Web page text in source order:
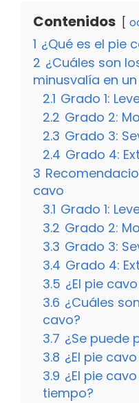
Contenidos
1 ¿Qué es el pie
2 ¿Cuáles son
minusvalía en
2.1 Grado 1:
2.2 Grado 2:
2.3 Grado 3:
2.4 Grado 4:
3
cavo
3.1 Grado 1:
3.2 Grado 2:
3.3 Grado 3:
3.4 Grado 4:
3.5 ¿El pie
3.6 ¿Cuáles
cavo?
3.7 ¿Se puede
3.8 ¿El pie
3.9 ¿El pie
tiempo?